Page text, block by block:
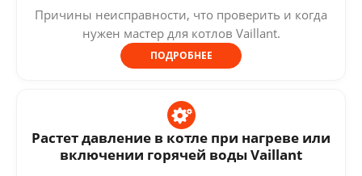
Причины неисправности, что проверить и когда
нужен мастер для котлов Vaillant.
ПОДРОБНЕЕ
Растет давление в котле при нагреве или
включении горячей воды Vaillant